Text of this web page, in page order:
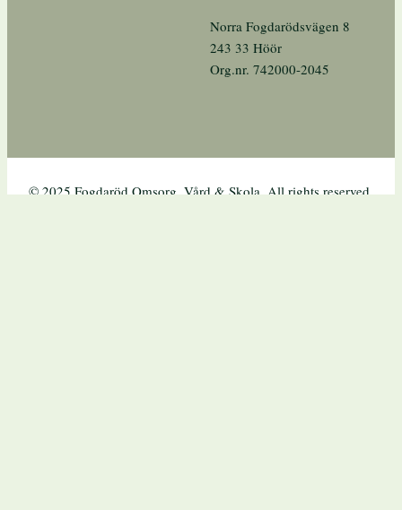
Norra Fogdarödsvägen 8
243 33 Höör
Org.nr. 742000-2045
© 2025 Fogdaröd Omsorg, Vård & Skola. All rights reserved.